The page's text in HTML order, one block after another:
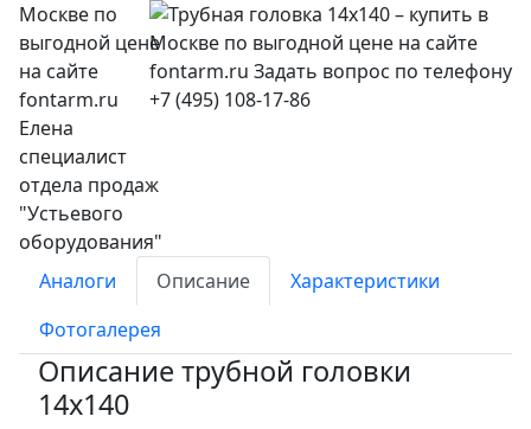
+7 (495) 108-17-86
Аналоги Описание
Характеристики
Фотогалерея
Описание трубной головки
14x140